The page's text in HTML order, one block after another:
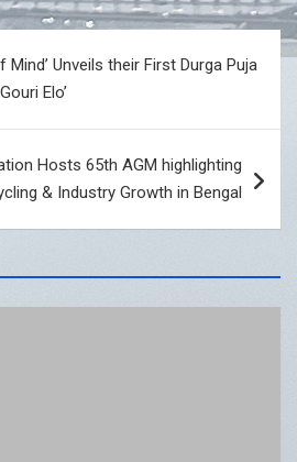
Mind’ Unveils their First Durga Puja
Elo’
Hosts 65th AGM highlighting
& Industry Growth in Bengal